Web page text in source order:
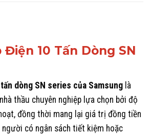
Điện 10 Tấn Dòng SN
dòng SN series của Samsung là
thầu chuyên nghiệp lựa chọn bởi độ
đồng thời mang lại giá trị đồng tiền
có ngân sách tiết kiệm hoặc